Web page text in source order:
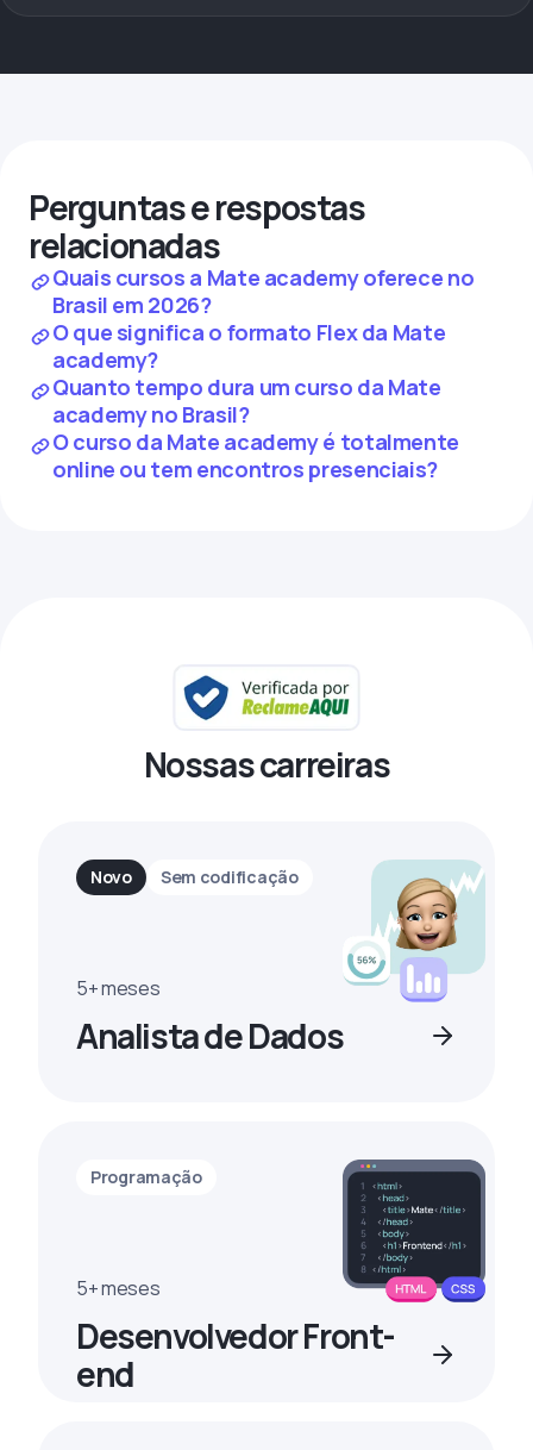
Perguntas e respostas
relacionadas
Quais cursos a Mate academy oferece no
Brasil em 2026?
O que significa o formato Flex da Mate
academy?
Quanto tempo dura um curso da Mate
academy no Brasil?
O curso da Mate academy é totalmente
online ou tem encontros presenciais?
Nossas carreiras
Novo Sem codificação
5+ meses
Analista de Dados
Programação
5+ meses
Desenvolvedor Front-
end